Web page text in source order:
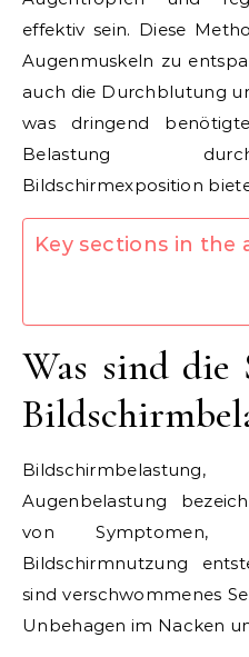
effektiv sein. Diese
Augenmuskeln zu
auch die Durchblutung
was dringend
Belastung
Bildschirmexposition
Key sections in the
Was sind die
Augenbelastung
von
Bildschirmnutzung
sind verschwommenes
Unbehagen im Nacken